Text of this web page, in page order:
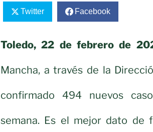
Twitter Facebook
Toledo, 22 de febrero de
Mancha, a través de la
confirmado 494 nuevos
semana. Es el mejor dato de